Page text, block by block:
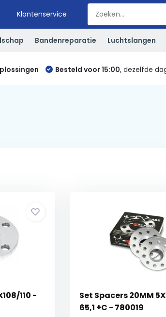
Klantenservice
Bandenreparatie Luchtslangen
Besteld voor 15:00, dezelfde
110 -
Set Spacers 20MM
65,1 +C - 780019